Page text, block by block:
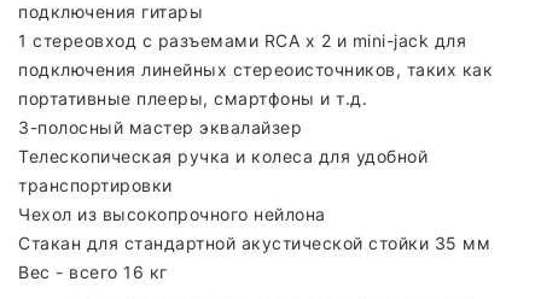
подключения гитары
1 стереовход с разъемами RCA x 2 и mini-jack для
подключения линейных стереоисточников, таких как
портативные плееры, смартфоны и т.д.
3-полосный мастер эквалайзер
Телескопическая ручка и колеса для удобной
транспортировки
Чехол из высокопрочного нейлона
Стакан для стандартной акустической стойки 35 мм
Вес - всего 16 кг